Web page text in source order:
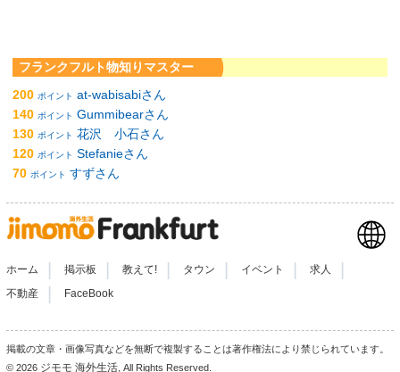
フランクフルト物知りマスター
200 ポイント at-wabisabiさん
140 ポイント Gummibearさん
130 ポイント 花沢 小石さん
120 ポイント Stefanieさん
70 ポイント すずさん
ホーム 掲示板 教えて! タウン イベント 求人
不動産 | FaceBook
掲載の文章・画像写真などを無断で複製することは著作権法により禁じられています。
© 2026 ジモモ 海外生活 , All Rights Reserved.